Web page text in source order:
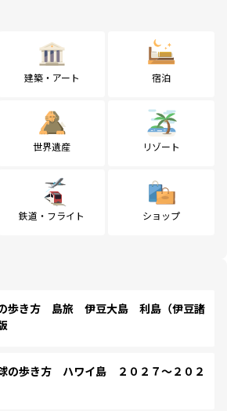
建築・アート 宿泊
世界遺産 リゾート
鉄道・フライト ショップ
歩き方 島旅 伊豆大島 利島（伊豆諸
の歩き方 ハワイ島 ２０２７～２０２